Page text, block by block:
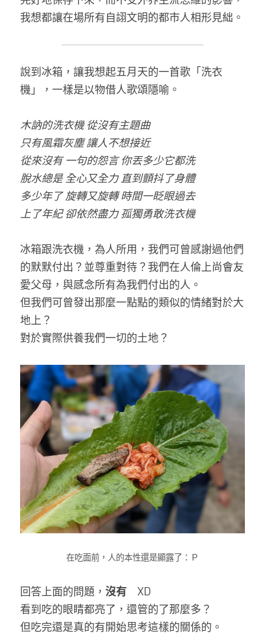
我想都讓在場所有自詡文明的都市人相形見絀。
說到冰箱，讓我想起五月天的一首歌「洗衣
機」，一樣是以物借人歌頌隱喻。
木訥的洗衣機 從沒有主題曲
只有風霜灰塵 讓人不想接近
從來沒有 一句的怨言 你丟多少它都洗
脫水總是 全心又全力 直到顫抖了身體
多少年了 旋轉又旋轉 時間一眨眼過去
上了年紀 卻依然盡力 孤獨勇敢洗衣機
冰箱跟洗衣機，為人所用，我們可曾感謝過他們
的默默付出？並尊重對待？我們在人倫上尚會友
愛父母，與感念所有為我們付出的人。
但我們可曾發出那麼一點點的類似的情緒對於大
地上？
對於實際供養我們一切的土地？
在吃面前，人的本性還是顯露了：Ｐ
回答上面的問題， 沒有 XD
看到吃的眼睛都亮了，還管的了那麼多？
但吃完還是真的有開始思考這樣的關係的。